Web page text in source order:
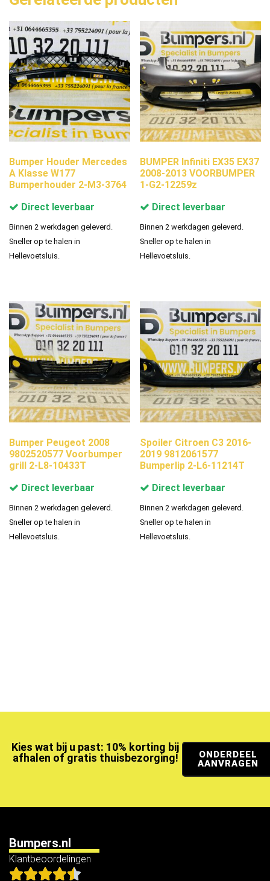
Bumper Houder Mercedes
A Klasse W177
Bumperhouder 2-M3-3764
Direct leverbaar
Binnen 2 werkdagen geleverd.
Sneller op te halen in
Hellevoetsluis.
BUMPER Infiniti EX35 EX37
2008-2013 VOORBUMPER
1-G2-12259z
Direct leverbaar
Binnen 2 werkdagen geleverd.
Sneller op te halen in
Hellevoetsluis.
Bumper Peugeot 2008
9802520577 Voorbumper
grill 2-L8-10433T
Direct leverbaar
Binnen 2 werkdagen geleverd.
Sneller op te halen in
Hellevoetsluis.
Spoiler Citroen C3 2016-
2019 9812061577
Bumperlip 2-L6-11214T
Direct leverbaar
Binnen 2 werkdagen geleverd.
Sneller op te halen in
Hellevoetsluis.
Kies wat bij u past: 10% korting bij
afhalen of gratis thuisbezorging!
ONDERDEEL
AANVRAGEN
Bumpers.nl
Klantbeoordelingen